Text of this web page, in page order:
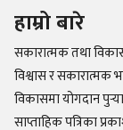
हाम्रो बारे
सकारात्मक तथा
विश्वास र सकारात्मक
विकासमा योगदान
साप्ताहिक पत्रिका